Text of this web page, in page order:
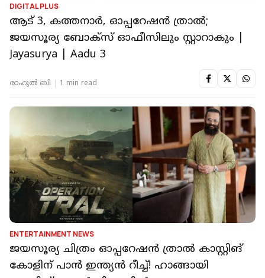
DIGITAL PLUS
ആട് 3, കത്തനാർ, ഓപ്പറേഷൻ ത്രാൽ;
ജയസൂര്യ ബോക്സ് ഓഫീസിലും സ്റ്റാറാകും |
Jayasurya | Aadu 3
രാഹുൽ ബി 1 min read
ENTERTAINMENT NEWS
ജയസൂര്യ ചിത്രം ഓപ്പറേഷൻ ത്രാൽ കാസ്റ്റിങ്
കോളിന് പാൻ ഇന്ത്യൻ റീച്ച്! ഹാങ്ങായി